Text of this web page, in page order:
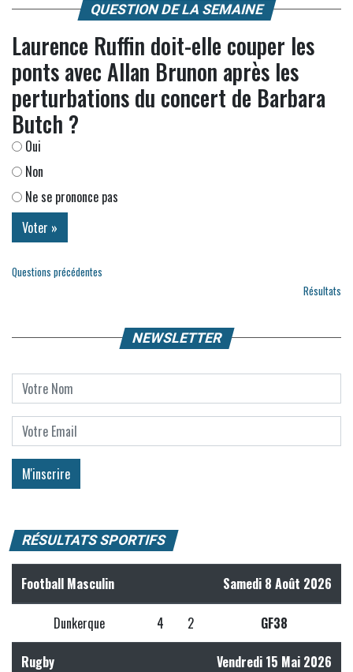
QUESTION DE LA SEMAINE
Laurence Ruffin doit-elle couper les
ponts avec Allan Brunon après les
perturbations du concert de Barbara
Butch ?
Oui
Non
Ne se prononce pas
Questions précédentes
Résultats
NEWSLETTER
RÉSULTATS SPORTIFS
Football Masculin Samedi 8 Août 2026
Dunkerque 4 2 GF38
Rugby Vendredi 15 Mai 2026